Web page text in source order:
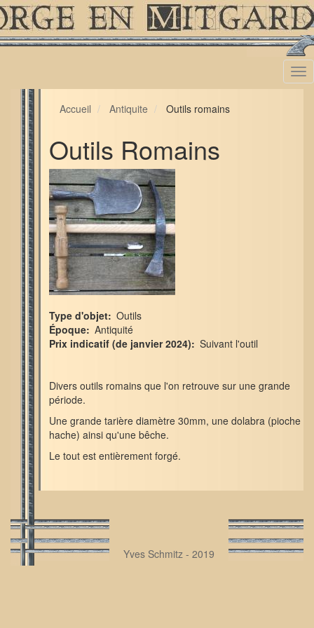
Aller
au
contenu
principal
Accueil
Antiquite Outils romains
Outils Romains
Type d'objet Outils
Époque Antiquité
Prix indicatif (de janvier 2024)
Suivant l'outil
Divers outils romains que l'on retrouve sur une grande
période.
Une grande tarière diamètre 30mm, une dolabra (pioche
hache) ainsi qu'une bêche.
Le tout est entièrement forgé.
Yves Schmitz - 2019